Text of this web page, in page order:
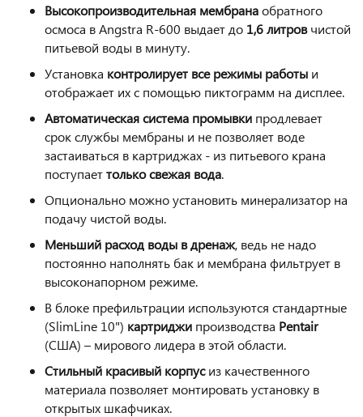
Высокопроизводительная мембранаобратного
осмоса в Angstra R-600 выдает до 1,6 литровчистой
питьевой воды в минуту.
Установка контролирует все режимы работы и
отображает их с помощью пиктограмм на дисплее.
Автоматическая система промывки продлевает
срок службы мембраны и не позволяет воде
застаиваться в картриджах - из питьевого крана
поступаеттолько свежая вода.
Опционально можно установить минерализатор на
подачу чистой воды.
Меньший расход воды в дренаж, ведь не надо
постоянно наполнять бак и мембрана фильтрует в
высоконапорном режиме.
В блоке префильтрации используются стандартные
(SlimLine 10") картриджи производства Pentair
(США) – мирового лидера в этой области.
Стильный красивый корпусиз качественного
материала позволяет монтировать установку в
открытых шкафчиках.